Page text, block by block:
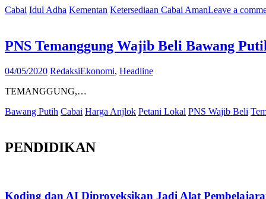
Cabai Idul Adha Kementan Ketersediaan Cabai AmanLeave a
PNS Temanggung Wajib Beli Bawang
04/05/2020 RedaksiEkonomi, Headline
TEMANGGUNG,…
Bawang Putih Cabai Harga Anjlok Petani Lokal PNS Wajib Beli
PENDIDIKAN
Koding dan AI Diproyeksikan Jadi Alat